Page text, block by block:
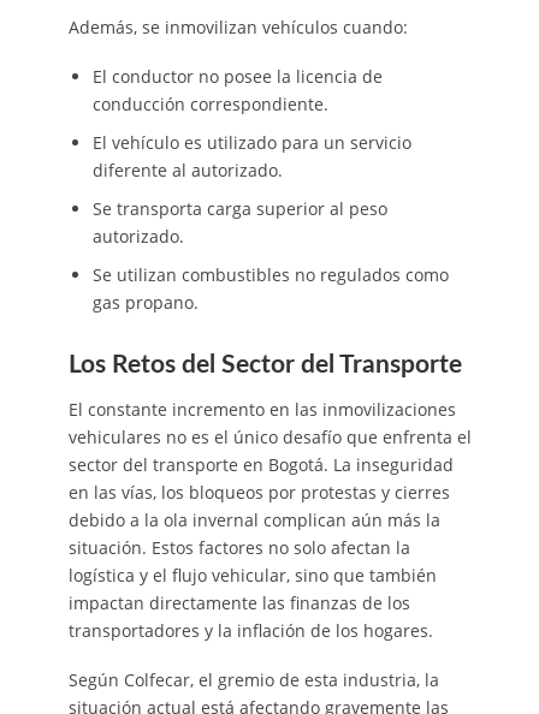
Además, se inmovilizan vehículos cuando:
El conductor no posee la licencia de
conducción correspondiente.
El vehículo es utilizado para un servicio
diferente al autorizado.
Se transporta carga superior al peso
autorizado.
Se utilizan combustibles no regulados como
gas propano.
Los Retos del Sector del Transporte
El constante incremento en las inmovilizaciones
vehiculares no es el único desafío que enfrenta el
sector del transporte en Bogotá. La inseguridad
en las vías, los bloqueos por protestas y cierres
debido a la ola invernal complican aún más la
situación. Estos factores no solo afectan la
logística y el flujo vehicular, sino que también
impactan directamente las finanzas de los
transportadores y la inflación de los hogares.
Según Colfecar, el gremio de esta industria, la
situación actual está afectando gravemente las